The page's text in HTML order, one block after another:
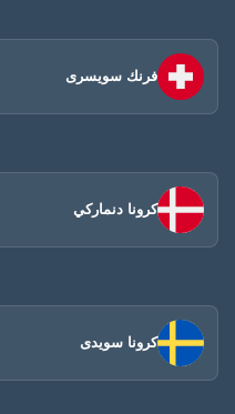
فرنك سويسرى
كرونا دنماركي
كرونا سويدى